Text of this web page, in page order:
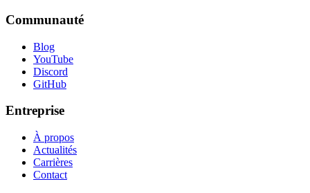
Communauté
Blog
YouTube
Discord
GitHub
Entreprise
À propos
Actualités
Carrières
Contact